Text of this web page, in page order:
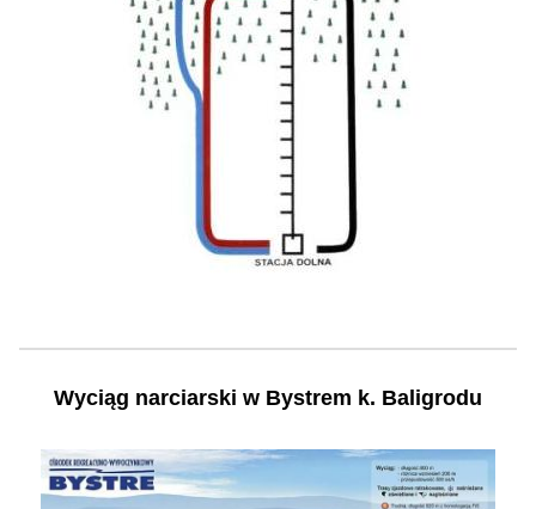
Wyciąg narciarski w Bystrem k. Baligrodu